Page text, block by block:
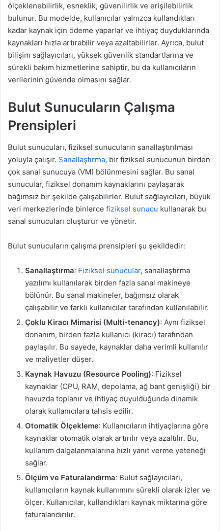
ölçeklenebilirlik, esneklik, güvenilirlik ve erişilebilirlik
bulunur. Bu modelde, kullanıcılar yalnızca kullandıkları
kadar kaynak için ödeme yaparlar ve ihtiyaç duyduklarında
kaynakları hızla artırabilir veya azaltabilirler. Ayrıca, bulut
bilişim sağlayıcıları, yüksek güvenlik standartlarına ve
sürekli bakım hizmetlerine sahiptir, bu da kullanıcıların
verilerinin güvende olmasını sağlar.
Bulut Sunucuların Çalışma
Prensipleri
Bulut sunucuları, fiziksel sunucuların sanallaştırılması
yoluyla çalışır. Sanallaştırma, bir fiziksel sunucunun birden
çok sanal sunucuya (VM) bölünmesini sağlar. Bu sanal
sunucular, fiziksel donanım kaynaklarını paylaşarak
bağımsız bir şekilde çalışabilirler. Bulut sağlayıcıları, büyük
veri merkezlerinde binlerce fiziksel sunucu kullanarak bu
sanal sunucuları oluşturur ve yönetir.
Bulut sunucuların çalışma prensipleri şu şekildedir:
Sanallaştırma: Fiziksel sunucular, sanallaştırma
yazılımı kullanılarak birden fazla sanal makineye
bölünür. Bu sanal makineler, bağımsız olarak
çalışabilir ve farklı kullanıcılar tarafından kullanılabilir.
Çoklu Kiracı Mimarisi (Multi-tenancy): Aynı fiziksel
donanım, birden fazla kullanıcı (kiracı) tarafından
paylaşılır. Bu sayede, kaynaklar daha verimli kullanılır
ve maliyetler düşer.
Kaynak Havuzu (Resource Pooling): Fiziksel
kaynaklar (CPU, RAM, depolama, ağ bant genişliği) bir
havuzda toplanır ve ihtiyaç duyulduğunda dinamik
olarak kullanıcılara tahsis edilir.
Otomatik Ölçekleme: Kullanıcıların ihtiyaçlarına göre
kaynaklar otomatik olarak artırılır veya azaltılır. Bu,
kullanım dalgalanmalarına hızlı yanıt verme yeteneği
sağlar.
Ölçüm ve Faturalandırma: Bulut sağlayıcıları,
kullanıcıların kaynak kullanımını sürekli olarak izler ve
ölçer. Kullanıcılar, kullandıkları kaynak miktarına göre
faturalandırılır.